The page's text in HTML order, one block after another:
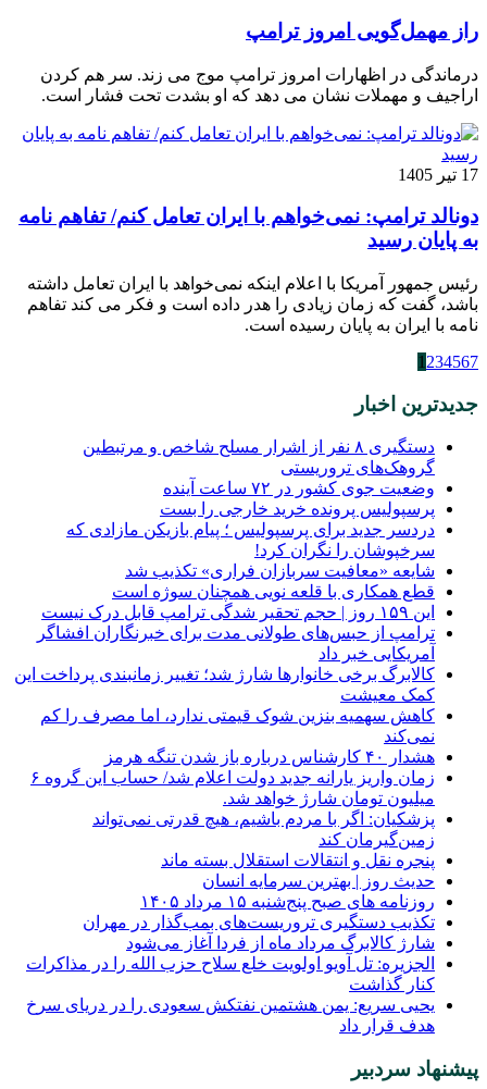
راز مهمل‌گویی امروز ترامپ
درماندگی در اظهارات امروز ترامپ موج می زند. سر هم کردن
اراجیف و مهملات نشان می دهد که او بشدت تحت فشار است.
17 تیر 1405
دونالد ترامپ: نمی‌خواهم با ایران تعامل کنم/ تفاهم نامه
به پایان رسید
رئیس جمهور آمریکا با اعلام اینکه نمی‌خواهد با ایران تعامل داشته
باشد، گفت که زمان زیادی را هدر داده است و فکر می کند تفاهم
نامه با ایران به پایان رسیده است.
1 234567
جدیدترین اخبار
دستگیری ۸ نفر از اشرار مسلح شاخص و مرتبطین
گروهک‌های تروریستی
وضعیت جوی کشور در ۷۲ ساعت آینده
پرسپولیس پرونده خرید خارجی را بست
دردسر جدید برای پرسپولیس ؛ پیام بازیکن مازادی که
سرخپوشان را نگران کرد!
شایعه «معافیت سربازان فراری» تکذیب شد
قطع همکاری با قلعه نویی همچنان سوژه است
این ۱۵۹ روز | حجم تحقیر شدگی ترامپ قابل درک نیست
ترامپ از حبس‌های طولانی مدت برای خبرنگاران افشاگر
آمریکایی خبر داد
کالابرگ برخی خانوارها شارژ شد؛ تغییر زمانبندی پرداخت این
کمک معیشت
کاهش سهمیه بنزین شوک قیمتی ندارد، اما مصرف را کم
نمی‌کند
هشدار ۴۰ کارشناس درباره باز شدن تنگه هرمز
زمان واریز یارانه جدید دولت اعلام شد/ حساب این گروه ۶
میلیون تومان شارژ خواهد شد.
پزشکیان: اگر با مردم باشیم، هیچ قدرتی نمی‌تواند
زمین‌گیرمان کند
پنجره‌ نقل و انتقالات استقلال بسته ماند
حدیث روز | بهترین سرمایه انسان
روزنامه‌ های صبح پنج‌شنبه ۱۵ مرداد ۱۴۰۵
تکذیب دستگیری تروریست‌های بمب‌گذار در مهران
شارژ کالابرگ مرداد ماه از فردا آغاز می‌شود
الجزیره: تل آویو اولویت خلع سلاح حزب الله را در مذاکرات
کنار گذاشت
یحیی سریع: یمن هشتمین نفتکش سعودی را در دریای سرخ
هدف قرار داد
پیشنهاد سردبیر